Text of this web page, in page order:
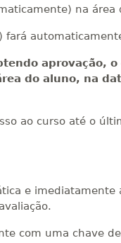
na área
fará
aprovação, o
do aluno, na
ao curso até o
e imediatamente
com uma chave